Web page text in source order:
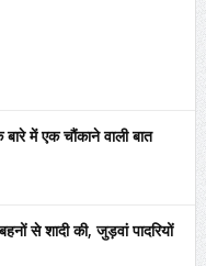
में एक चौंकाने वाली बात
से शादी की, जुड़वां पादरियों